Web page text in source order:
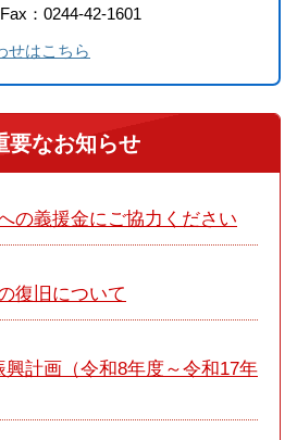
Fax：0244-42-1601
せはこちら
要なお知らせ
の義援金にご協力ください
復旧について
計画（令和8年度～令和17年